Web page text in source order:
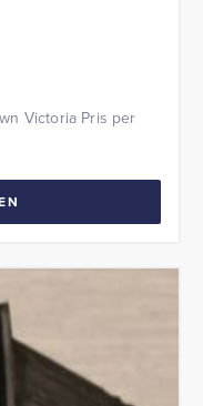
Victoria Pris per